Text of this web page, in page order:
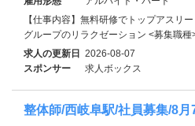
【仕事内容】無料研修でトップアスリ
グループのリラクゼーション <募集職種
求人の更新日 2026-08-07
スポンサー
求人ボックス
整体師/西岐阜駅/社員募集/8月